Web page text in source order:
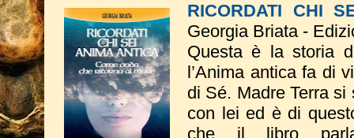
RICORDATI CHI
Georgia Briata -
Questa è la storia
l’Anima antica fa di
di Sé. Madre Terra
con lei ed è di
che il libro